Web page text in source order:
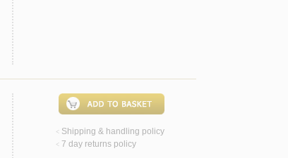
< Shipping & handling policy
< 7 day returns policy